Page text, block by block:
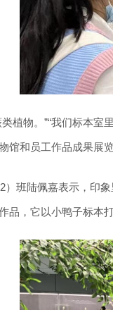
植物。”“我们标本
馆和员工作品成果展
班陆佩嘉表示，印
品，它以小鸭子标本